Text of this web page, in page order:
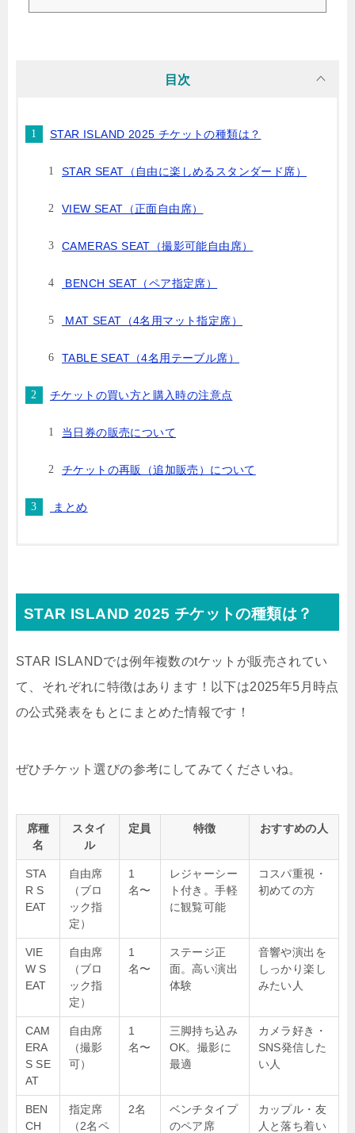
目次
STAR ISLAND 2025 チケットの種類は？
STAR SEAT（自由に楽しめるスタンダード席）
VIEW SEAT（正面自由席）
CAMERAS SEAT（撮影可能自由席）
BENCH SEAT（ペア指定席）
MAT SEAT（4名用マット指定席）
TABLE SEAT（4名用テーブル席）
チケットの買い方と購入時の注意点
当日券の販売について
チケットの再販（追加販売）について
まとめ
STAR ISLAND 2025 チケットの種類は？
STAR ISLANDでは例年複数のtケットが販売されてい
て、それぞれに特徴はあります！ 以下は2025年5月時点
の公式発表をもとにまとめた情報です！
ぜひチケット選びの参考にしてみてくださいね。
席種
名
スタイ
ル
定員 特徴 おすすめの人
STA
R S
EAT
自由席
（ブロ
ック指
定）
1
名〜
レジャーシー
ト付き。手軽
に観覧可能
コスパ重視・
初めての方
VIE
W S
EAT
自由席
（ブロ
ック指
定）
1
名〜
ステージ正
面。高い演出
体験
音響や演出を
しっかり楽し
みたい人
CAM
ERA
S SE
AT
自由席
（撮影
可）
1
名〜
三脚持ち込み
OK。撮影に
最適
カメラ好き・
SNS発信した
い人
BEN
CH
指定席
（2名ペ
2名
ベンチタイプ
のペア席
カップル・友
人と落ち着い